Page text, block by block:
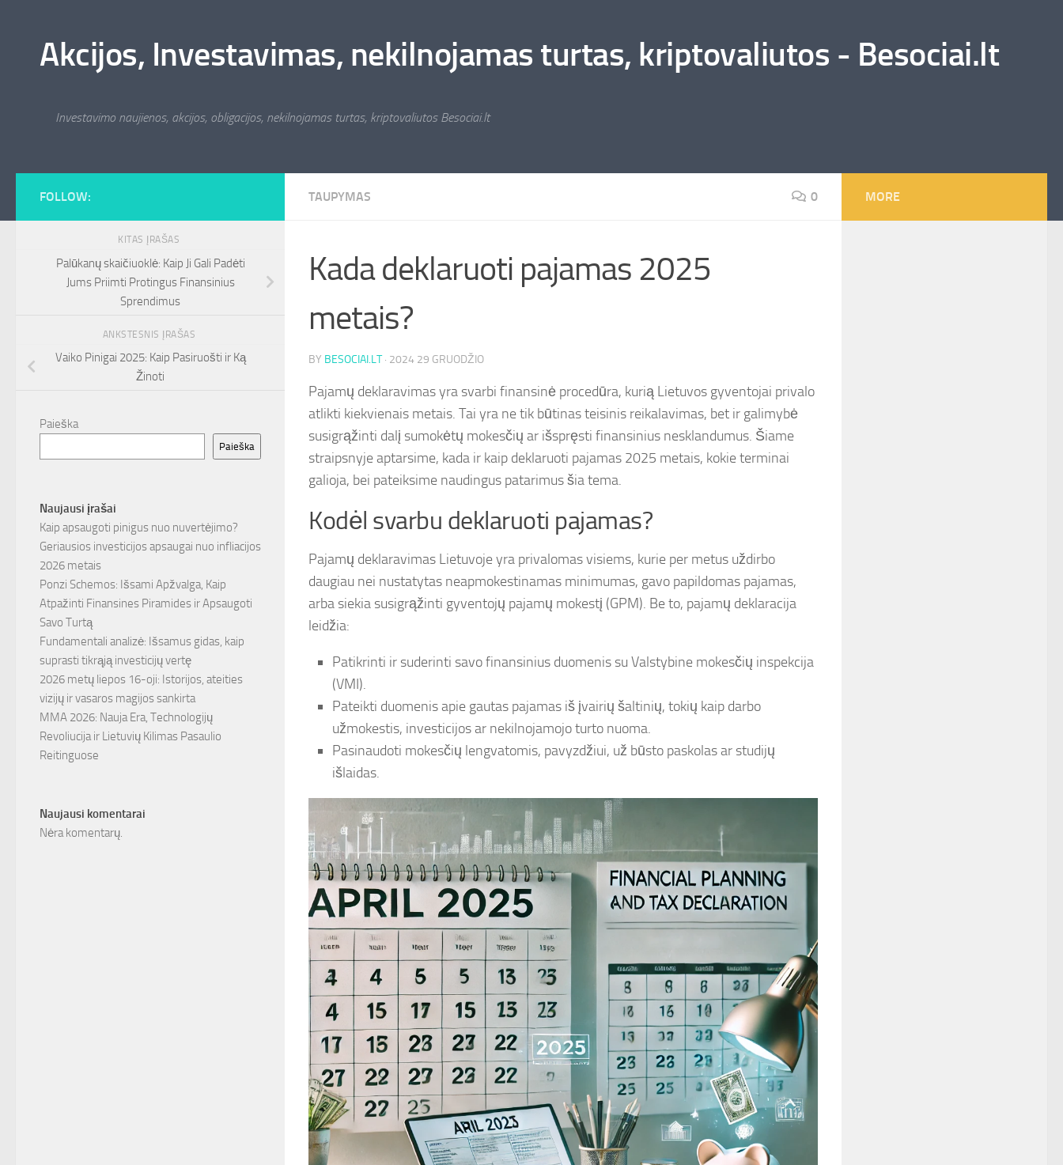
Akcijos, Investavimas, nekilnojamas turtas, kriptovaliutos - Besociai.lt
Investavimo naujienos, akcijos, obligacijos, nekilnojamas turtas, kriptovaliutos Besociai.lt
TAUPYMAS 0
Kada deklaruoti pajamas 2025
metais?
BY BESOCIAI.LT · 2024 29 GRUODŽIO
Pajamų deklaravimas yra svarbi finansinė procedūra, kurią Lietuvos gyventojai privalo
atlikti kiekvienais metais. Tai yra ne tik būtinas teisinis reikalavimas, bet ir galimybė
susigrąžinti dalį sumokėtų mokesčių ar išspręsti finansinius nesklandumus. Šiame
straipsnyje aptarsime, kada ir kaip deklaruoti pajamas 2025 metais, kokie terminai
galioja, bei pateiksime naudingus patarimus šia tema.
Kodėl svarbu deklaruoti pajamas?
Pajamų deklaravimas Lietuvoje yra privalomas visiems, kurie per metus uždirbo
daugiau nei nustatytas neapmokestinamas minimumas, gavo papildomas pajamas,
arba siekia susigrąžinti gyventojų pajamų mokestį (GPM). Be to, pajamų deklaracija
leidžia:
Patikrinti ir suderinti savo finansinius duomenis su Valstybine mokesčių inspekcija
(VMI).
Pateikti duomenis apie gautas pajamas iš įvairių šaltinių, tokių kaip darbo
užmokestis, investicijos ar nekilnojamojo turto nuoma.
Pasinaudoti mokesčių lengvatomis, pavyzdžiui, už būsto paskolas ar studijų
išlaidas.
FOLLOW:
KITAS ĮRAŠAS
Palūkanų skaičiuoklė: Kaip Ji Gali Padėti
Jums Priimti Protingus Finansinius
Sprendimus
ANKSTESNIS ĮRAŠAS
Vaiko Pinigai 2025: Kaip Pasiruošti ir Ką
Žinoti
Paieška
Paieška
Naujausi įrašai
Kaip apsaugoti pinigus nuo nuvertėjimo?
Geriausios investicijos apsaugai nuo infliacijos
2026 metais
Ponzi Schemos: Išsami Apžvalga, Kaip
Atpažinti Finansines Piramides ir Apsaugoti
Savo Turtą
Fundamentali analizė: Išsamus gidas, kaip
suprasti tikrąją investicijų vertę
2026 metų liepos 16-oji: Istorijos, ateities
vizijų ir vasaros magijos sankirta
MMA 2026: Nauja Era, Technologijų
Revoliucija ir Lietuvių Kilimas Pasaulio
Reitinguose
Naujausi komentarai
Nėra komentarų.
MORE